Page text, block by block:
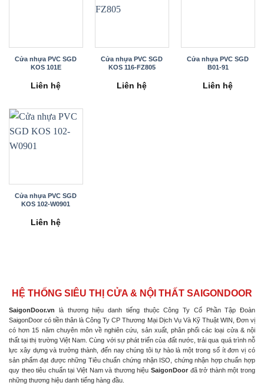
Cửa nhựa PVC SGD
KOS 101E
Liên hệ
Cửa nhựa PVC SGD
KOS 116-FZ805
Liên hệ
Cửa nhựa PVC SGD
B01-91
Liên hệ
Cửa nhựa PVC SGD
KOS 102-W0901
Liên hệ
HỆ THỐNG SIÊU THỊ CỬA & NỘI THẤT SAIGONDOOR
SaigonDoor.vn là thương hiệu danh tiếng thuộc Công Ty Cổ Phần Tập Đoàn
SaigonDoor có tiền thân là Công Ty CP Thương Mại Dịch Vụ Và Kỹ Thuật WIN, Đơn vị
có hơn 15 năm chuyên môn về nghiên cứu, sản xuất, phân phối các loại cửa & nội
thất tại thị trường Việt Nam. Cùng với sự phát triển của đất nước, trải qua quá trình nỗ
lực xây dựng và trưởng thành, đến nay chúng tôi tự hào là một trong số ít đơn vị có
sản phẩm đạt được những Tiêu chuẩn chứng nhận ISO, chứng nhận hợp chuẩn hợp
quy theo tiêu chuẩn tại Việt Nam và thương hiệu SaigonDoor đã trở thành một trong
những thương hiệu danh tiếng hàng đầu.